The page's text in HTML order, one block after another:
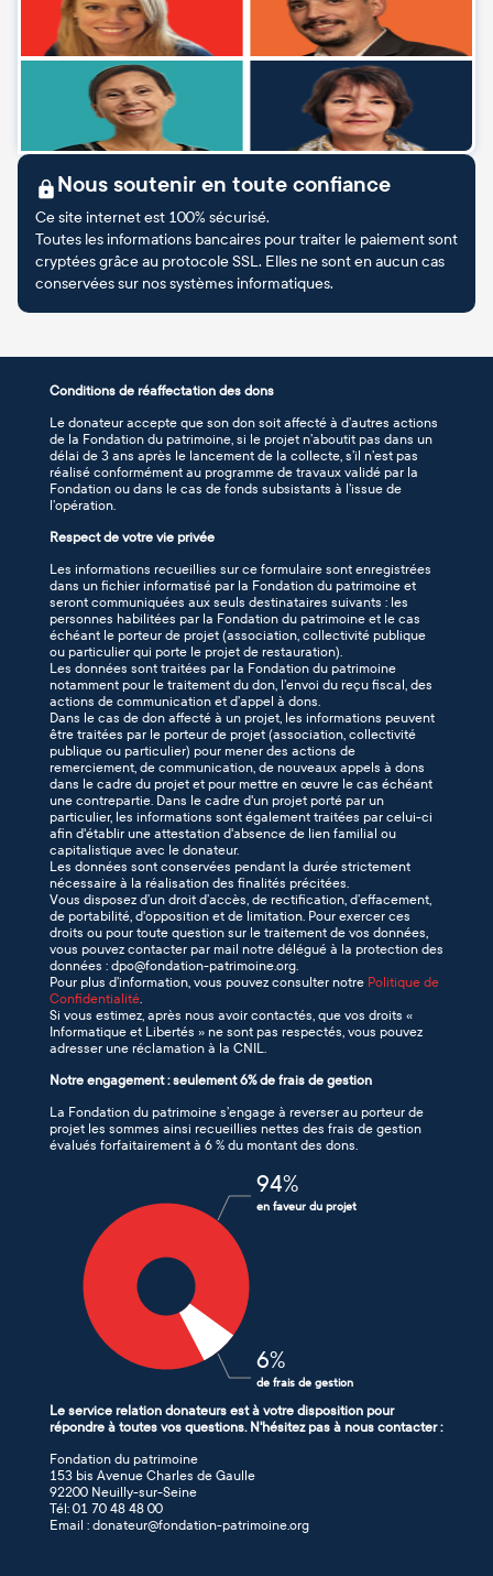
Nous soutenir en toute confiance
Ce site internet est 100% sécurisé.
Toutes les informations bancaires pour traiter le paiement sont
cryptées grâce au protocole SSL. Elles ne sont en aucun cas
conservées sur nos systèmes informatiques.
Conditions de réaffectation des dons
Le donateur accepte que son don soit affecté à d’autres actions
de la Fondation du patrimoine, si le projet n’aboutit pas dans un
délai de 3 ans après le lancement de la collecte, s’il n’est pas
réalisé conformément au programme de travaux validé par la
Fondation ou dans le cas de fonds subsistants à l’issue de
l’opération.
Respect de votre vie privée
Les informations recueillies sur ce formulaire sont enregistrées
dans un fichier informatisé par la Fondation du patrimoine et
seront communiquées aux seuls destinataires suivants : les
personnes habilitées par la Fondation du patrimoine et le cas
échéant le porteur de projet (association, collectivité publique
ou particulier qui porte le projet de restauration).
Les données sont traitées par la Fondation du patrimoine
notamment pour le traitement du don, l’envoi du reçu fiscal, des
actions de communication et d’appel à dons.
Dans le cas de don affecté à un projet, les informations peuvent
être traitées par le porteur de projet (association, collectivité
publique ou particulier) pour mener des actions de
remerciement, de communication, de nouveaux appels à dons
dans le cadre du projet et pour mettre en œuvre le cas échéant
une contrepartie. Dans le cadre d'un projet porté par un
particulier, les informations sont également traitées par celui-ci
afin d'établir une attestation d'absence de lien familial ou
capitalistique avec le donateur.
Les données sont conservées pendant la durée strictement
nécessaire à la réalisation des finalités précitées.
Vous disposez d’un droit d’accès, de rectification, d’effacement,
de portabilité, d'opposition et de limitation. Pour exercer ces
droits ou pour toute question sur le traitement de vos données,
vous pouvez contacter par mail notre délégué à la protection des
données : dpo@fondation-patrimoine.org.
Pour plus d’information, vous pouvez consulter notre Politique de
Confidentialité.
Si vous estimez, après nous avoir contactés, que vos droits «
Informatique et Libertés » ne sont pas respectés, vous pouvez
adresser une réclamation à la CNIL.
Notre engagement : seulement 6% de frais de gestion
La Fondation du patrimoine s’engage à reverser au porteur de
projet les sommes ainsi recueillies nettes des frais de gestion
évalués forfaitairement à 6 % du montant des dons.
94%
en faveur du projet
6%
de frais de gestion
Le service relation donateurs est à votre disposition pour
répondre à toutes vos questions. N'hésitez pas à nous contacter :
Fondation du patrimoine
153 bis Avenue Charles de Gaulle
92200 Neuilly-sur-Seine
Tél: 01 70 48 48 00
Email : donateur@fondation-patrimoine.org